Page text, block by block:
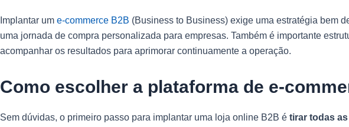
Implantar um e-commerce B2B (Business to Business) exige uma estratégia bem
uma jornada de compra personalizada para empresas. Também é importante
acompanhar os resultados para aprimorar continuamente a operação.
Como escolher a plataforma de e-
Sem dúvidas, o primeiro passo para implantar uma loja online B2B é tirar todas